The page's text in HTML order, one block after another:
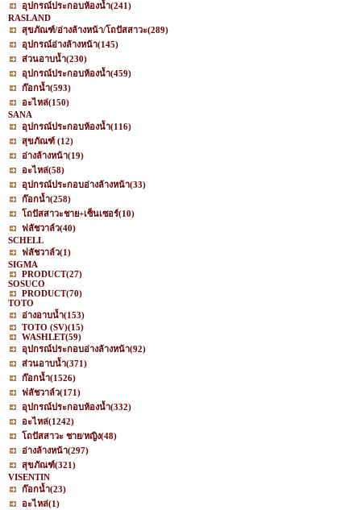
อุปกรณ์ประกอบห้องน้ำ(241)
RASLAND
สุขภัณฑ์/อ่างล้างหน้า/โถปัสสาวะ(289)
อุปกรณ์อ่างล้างหน้า(145)
ส่วนอาบน้ำ(230)
อุปกรณ์ประกอบห้องน้ำ(459)
ก๊อกน้ำ(593)
อะไหล่(150)
SANA
อุปกรณ์ประกอบห้องน้ำ(116)
สุขภัณฑ์ (12)
อ่างล้างหน้า(19)
อะไหล่(58)
อุปกรณ์ประกอบอ่างล้างหน้า(33)
ก๊อกน้ำ(258)
โถปัสสาวะชาย+เซ็นเซอร์(10)
ฟลัชวาล์ว(40)
SCHELL
ฟลัชวาล์ว(1)
SIGMA
PRODUCT(27)
SOSUCO
PRODUCT(70)
TOTO
อ่างอาบน้ำ(153)
TOTO (SV)(15)
WASHLET(59)
อุปกรณ์ประกอบอ่างล้างหน้า(92)
ส่วนอาบน้ำ(371)
ก๊อกน้ำ(1526)
ฟลัชวาล์ว(171)
อุปกรณ์ประกอบห้องน้ำ(332)
อะไหล่(1242)
โถปัสสาวะ ชาย/หญิง(48)
อ่างล้างหน้า(297)
สุขภัณฑ์(321)
VISENTIN
ก๊อกน้ำ(23)
อะไหล่(1)